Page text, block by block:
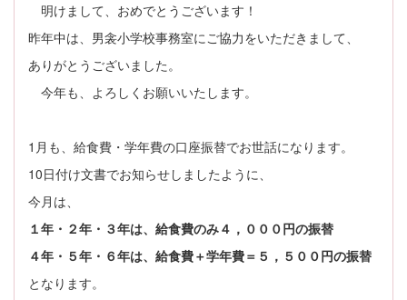
明けまして、おめでとうございます！
昨年中は、男衾小学校事務室にご協力をいただきまして、
ありがとうございました。
今年も、よろしくお願いいたします。
1月も、給食費・学年費の口座振替でお世話になります。
10日付け文書でお知らせしましたように、
今月は、
１年・２年・３年は、給食費のみ４，０００円の振替
４年・５年・６年は、給食費＋学年費＝５，５００円の振替
となります。